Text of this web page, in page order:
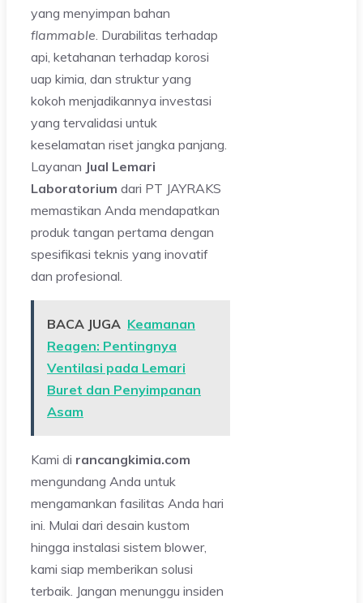
yang menyimpan bahan
flammable . Durabilitas terhadap
api, ketahanan terhadap korosi
uap kimia, dan struktur yang
kokoh menjadikannya investasi
yang tervalidasi untuk
keselamatan riset jangka panjang.
Layanan Jual Lemari
Laboratorium dari PT JAYRAKS
memastikan Anda mendapatkan
produk tangan pertama dengan
spesifikasi teknis yang inovatif
dan profesional.
BACA JUGA Keamanan
Reagen: Pentingnya
Ventilasi pada Lemari
Buret dan Penyimpanan
Asam
Kami di rancangkimia.com
mengundang Anda untuk
mengamankan fasilitas Anda hari
ini. Mulai dari desain kustom
hingga instalasi sistem blower,
kami siap memberikan solusi
terbaik. Jangan menunggu insiden